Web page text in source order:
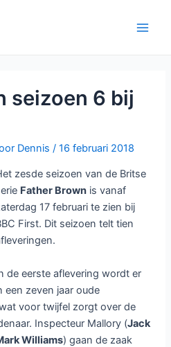
seizoen 6 bij
Dennis/16 februari 2018
zesde seizoen van de Britse
Father Brown is vanaf
17 februari te zien bij
First. Dit seizoen telt tien
de eerste aflevering wordt er
een zeven jaar oude
voor twijfel zorgt over de
Inspecteur Mallory (Jack
Williams) gaan de zaak